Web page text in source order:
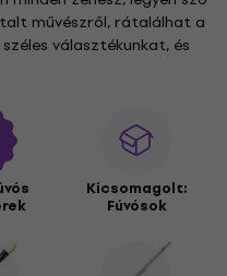
művészről, rátalálhat a
választékunkat, és
életre keltéséhez a
priečne flauty
csillogó
valami energikusabbra
világában, vagy
rezes hangzásának
tónusa, a
trombóny
Kicsomagolt:
Fúvósok